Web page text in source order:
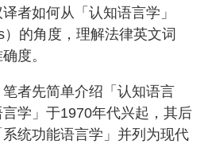
者如何从「认知语言学」
）的角度，理解法律英文词
度。
者先简单介绍「认知语言
学」于1970年代兴起，其后
统功能语言学」并列为现代